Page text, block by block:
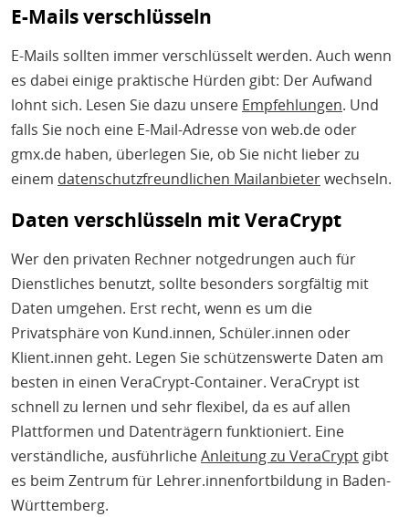
E-Mails verschlüsseln
E-Mails sollten immer verschlüsselt werden. Auch wenn
es dabei einige praktische Hürden gibt: Der Aufwand
lohnt sich. Lesen Sie dazu unsere Empfehlungen. Und
falls Sie noch eine E-Mail-Adresse von web.de oder
gmx.de haben, überlegen Sie, ob Sie nicht lieber zu
einem datenschutzfreundlichen Mailanbieterwechseln.
Daten verschlüsseln mit VeraCrypt
Wer den privaten Rechner notgedrungen auch für
Dienstliches benutzt, sollte besonders sorgfältig mit
Daten umgehen. Erst recht, wenn es um die
Privatsphäre von Kund.innen, Schüler.innen oder
Klient.innen geht. Legen Sie schützenswerte Daten am
besten in einen VeraCrypt-Container. VeraCrypt ist
schnell zu lernen und sehr flexibel, da es auf allen
Plattformen und Datenträgern funktioniert. Eine
verständliche, ausführlicheAnleitung zu VeraCryptgibt
es beim Zentrum für Lehrer.innenfortbildung in Baden-
Württemberg.